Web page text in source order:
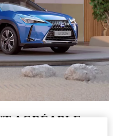
AGRÉABLE